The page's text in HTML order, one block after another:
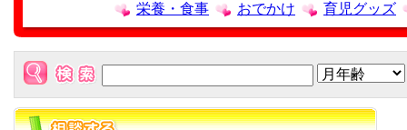
栄養・食事
おでかけ 育児グッズ